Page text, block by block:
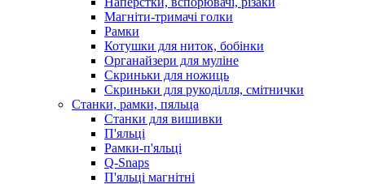
Магніти-тримачі голки
Рамки
Котушки для ниток, бобінки
Органайзери для муліне
Скриньки для ножиць
Скриньки для рукоділля, смітнички
Станки, рамки, пяльца
Станки для вишивки
П'яльці
Рамки-п'яльці
Q-Snaps
П'яльці магнітні